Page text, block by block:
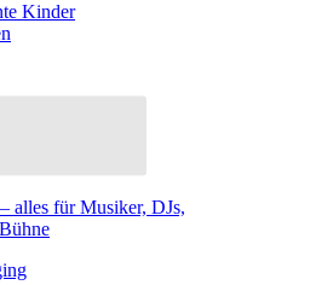
Kinder
alles für Musiker, DJs,